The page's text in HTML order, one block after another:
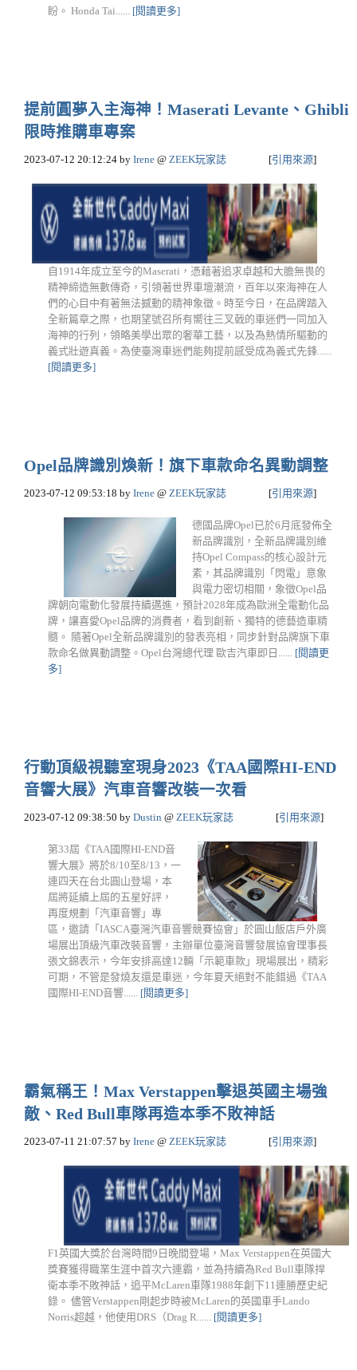
盼。 Honda Tai...... [閱讀更多]
提前圓夢入主海神！Maserati Levante、Ghibli
限時推購車專案
2023-07-12 20:12:24 by Irene @ ZEEK玩家誌 [引用來源]
自1914年成立至今的Maserati，憑藉著追求卓越和大膽無畏的
精神締造無數傳奇，引領著世界車壇潮流，百年以來海神在人
們的心目中有著無法撼動的精神象徵。時至今日，在品牌踏入
全新篇章之際，也期望號召所有嚮往三叉戟的車迷們一同加入
海神的行列，領略美學出眾的奢華工藝，以及為熱情所驅動的
義式壯遊真義。為使臺灣車迷們能夠提前感受成為義式先鋒......
[閱讀更多]
Opel品牌識別煥新！旗下車款命名異動調整
2023-07-12 09:53:18 by Irene @ ZEEK玩家誌 [引用來源]
德國品牌Opel已於6月底發佈全
新品牌識別，全新品牌識別維
持Opel Compass的核心設計元
素，其品牌識別「閃電」意象
與電力密切相關，象徵Opel品
牌朝向電動化發展持續邁進，預計2028年成為歐洲全電動化品
牌，讓喜愛Opel品牌的消費者，看到創新、獨特的德藝造車精
髓。 隨著Opel全新品牌識別的發表亮相，同步針對品牌旗下車
款命名做異動調整。Opel台灣總代理 歐吉汽車即日...... [閱讀更
多]
行動頂級視聽室現身2023《TAA國際HI-END
音響大展》汽車音響改裝一次看
2023-07-12 09:38:50 by Dustin @ ZEEK玩家誌 [引用來源]
第33屆《TAA國際HI-END音
響大展》將於8/10至8/13，一
連四天在台北圓山登場，本
屆將延續上屆的五星好評，
再度規劃「汽車音響」專
區，邀請「IASCA臺灣汽車音響競賽協會」於圓山飯店戶外廣
場展出頂級汽車改裝音響，主辦單位臺灣音響發展協會理事長
張文錦表示，今年安排高達12輛「示範車款」現場展出，精彩
可期，不管是發燒友還是車迷，今年夏天絕對不能錯過《TAA
國際HI-END音響...... [閱讀更多]
霸氣稱王！Max Verstappen擊退英國主場強
敵、Red Bull車隊再造本季不敗神話
2023-07-11 21:07:57 by Irene @ ZEEK玩家誌 [引用來源]
F1英國大獎於台灣時間9日晚間登場，Max Verstappen在英國大
獎賽獲得職業生涯中首次六連霸，並為持續為Red Bull車隊捍
衛本季不敗神話，追平McLaren車隊1988年創下11連勝歷史紀
錄。 儘管Verstappen剛起步時被McLaren的英國車手Lando
Norris超越，他使用DRS（Drag R...... [閱讀更多]